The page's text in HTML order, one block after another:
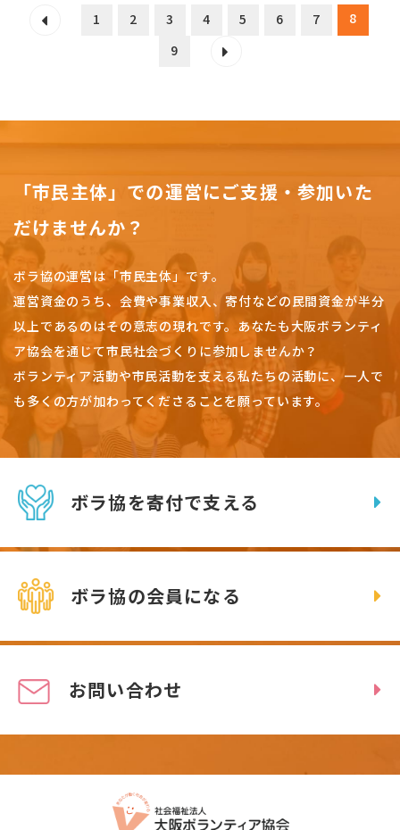
1 2 3 4 5 6 7
8
9
「市民主体」での運営にご支援・参加いた
だけませんか？
ボラ協の運営は「市民主体」です。
運営資金のうち、会費や事業収入、寄付などの民間資金が半分
以上であるのはその意志の現れです。 あなたも大阪ボランティ
ア協会を通じて市民社会づくりに参加しませんか？
ボランティア活動や市民活動を支える私たちの活動に、一人で
も多くの方が加わってくださることを願っています。
ボラ協を寄付で支える
ボラ協の会員になる
お問い合わせ